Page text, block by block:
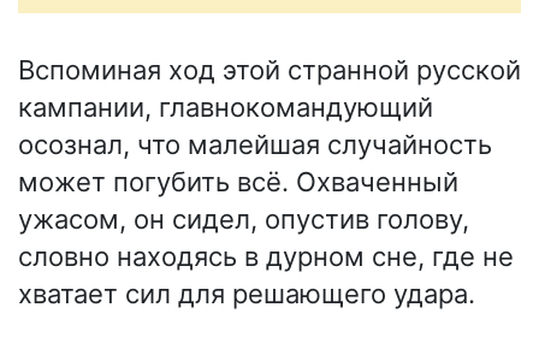
Вспоминая ход этой странной русской
кампании, главнокомандующий
осознал, что малейшая случайность
может погубить всё. Охваченный
ужасом, он сидел, опустив голову,
словно находясь в дурном сне, где не
хватает сил для решающего удара.